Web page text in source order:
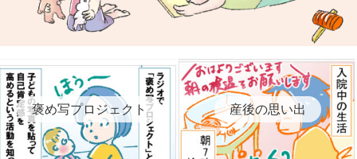
褒め写プロジェクト 産後の思い出